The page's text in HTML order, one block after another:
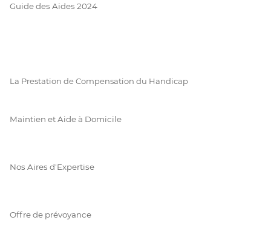
Guide des Aides 2024
La Prestation de Compensation du Handicap
Maintien et Aide à Domicile
Nos Aires d'Expertise
Offre de prévoyance